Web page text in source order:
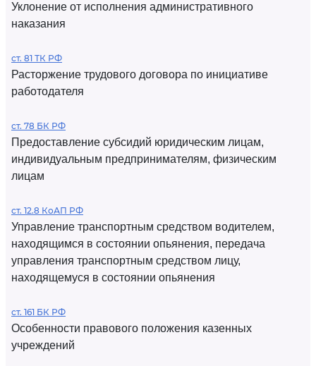
Уклонение от исполнения административного
наказания
ст. 81 ТК РФ
Расторжение трудового договора по инициативе
работодателя
ст. 78 БК РФ
Предоставление субсидий юридическим лицам,
индивидуальным предпринимателям, физическим
лицам
ст. 12.8 КоАП РФ
Управление транспортным средством водителем,
находящимся в состоянии опьянения, передача
управления транспортным средством лицу,
находящемуся в состоянии опьянения
ст. 161 БК РФ
Особенности правового положения казенных
учреждений